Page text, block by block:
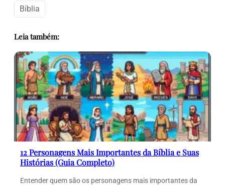
Bíblia
Leia também:
12 Personagens Mais Importantes da Bíblia e Suas
Histórias (Guia Completo)
Entender quem são os personagens mais importantes da